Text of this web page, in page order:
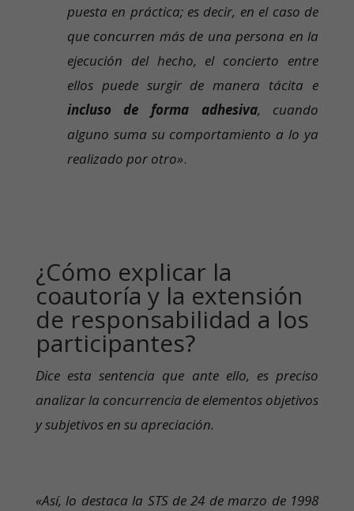
puesta en práctica; es decir, en el caso de
que concurren más de una persona en la
ejecución del hecho, el concierto entre
ellos puede surgir de manera tácita e
incluso de forma adhesiva, cuando
alguno suma su comportamiento a lo ya
realizado por otro».
¿Cómo explicar la
coautoría y la extensión
de responsabilidad a los
participantes?
Dice esta sentencia que ante ello, es preciso
analizar la concurrencia de elementos objetivos
y subjetivos en su apreciación.
«Así, lo destaca la STS de 24 de marzo de 1998